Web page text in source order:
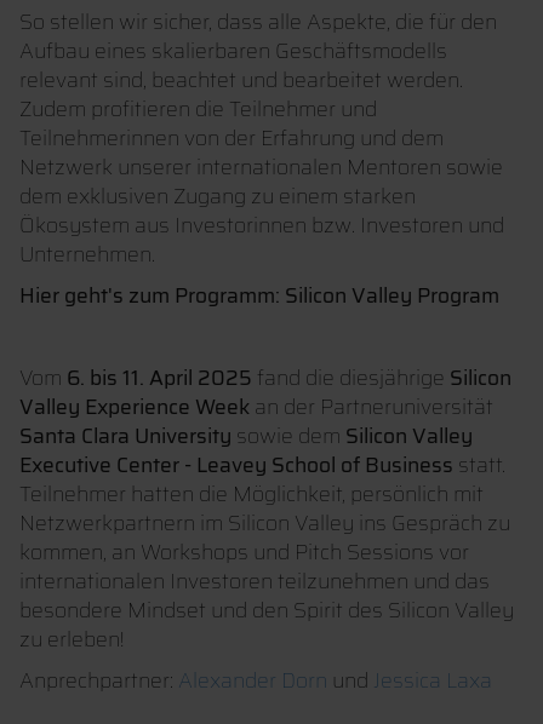
So stellen wir sicher, dass alle Aspekte, die für den
Aufbau eines skalierbaren Geschäftsmodells
relevant sind, beachtet und bearbeitet werden.
Zudem profitieren die Teilnehmer und
Teilnehmerinnen von der Erfahrung und dem
Netzwerk unserer internationalen Mentoren sowie
dem exklusiven Zugang zu einem starken
Ökosystem aus Investorinnen bzw. Investoren und
Unternehmen.
Hier geht's zum Programm: Silicon Valley Program
Vom 6. bis 11. April 2025 fand die diesjährige Silicon
Valley Experience Week an der Partneruniversität
Santa Clara University sowie dem Silicon Valley
Executive Center - Leavey School of Business statt.
Teilnehmer hatten die Möglichkeit, persönlich mit
Netzwerkpartnern im Silicon Valley ins Gespräch zu
kommen, an Workshops und Pitch Sessions vor
internationalen Investoren teilzunehmen und das
besondere Mindset und den Spirit des Silicon Valley
zu erleben!
Anprechpartner: Alexander Dorn und Jessica Laxa